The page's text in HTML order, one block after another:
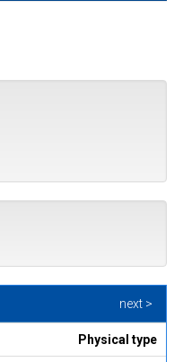
next >
Physical type